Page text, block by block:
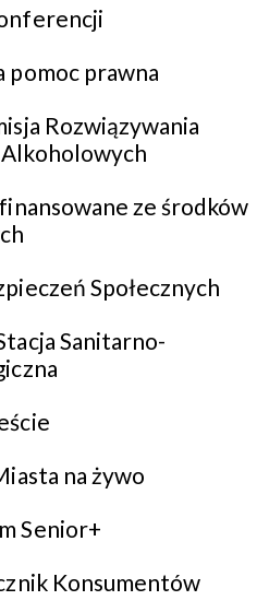
pomoc prawna
Rozwiązywania
ze środków
Społecznych
Sanitarno-
na żywo
Senior+
Konsumentów